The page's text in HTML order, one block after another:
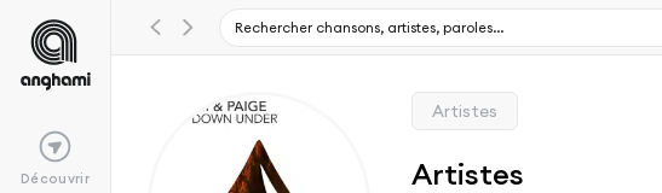
Découvrir
Artistes
Artistes